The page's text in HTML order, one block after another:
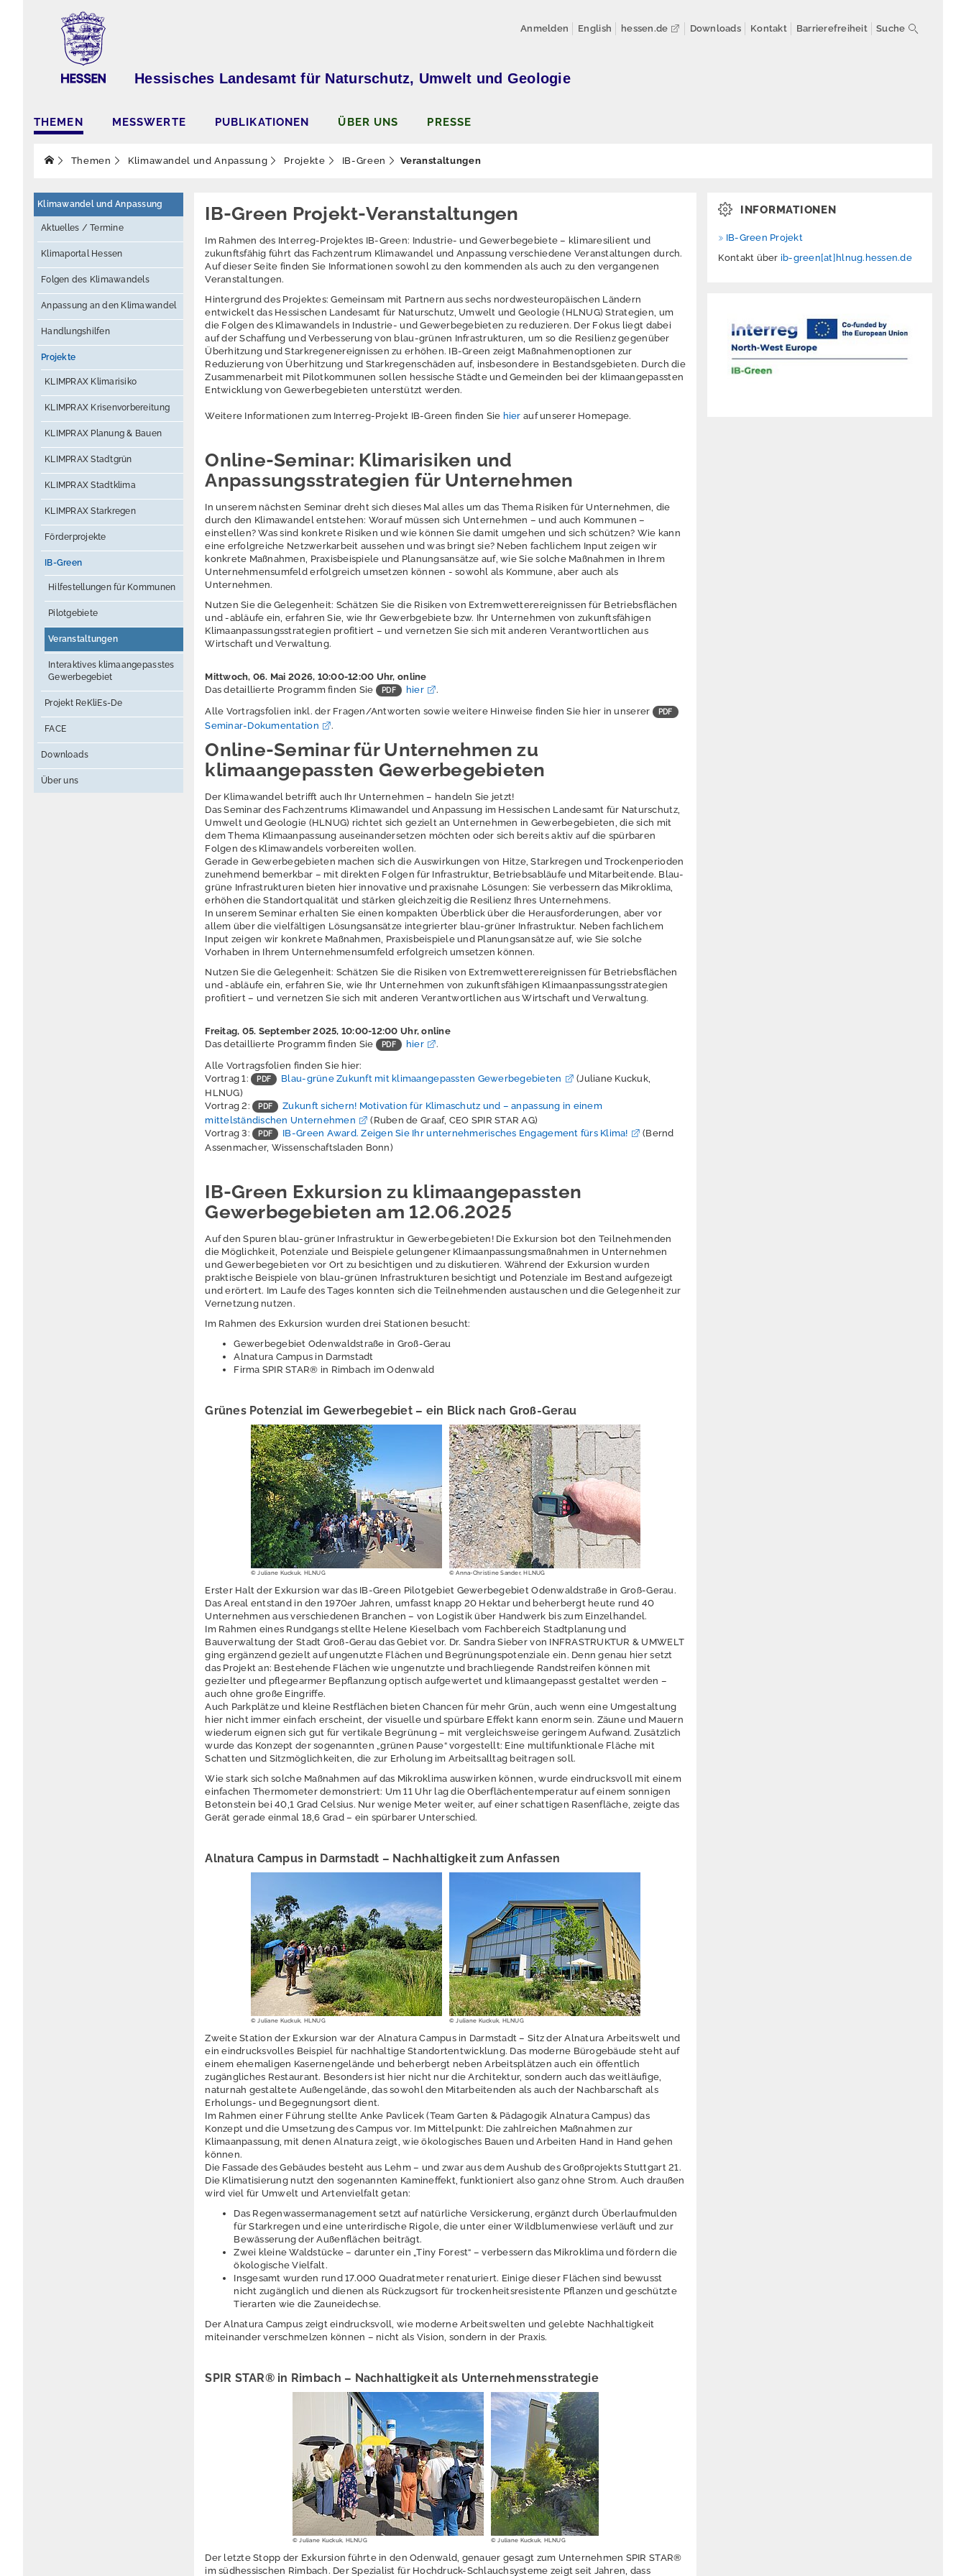
Anmelden English hessen.de Downloads Kontakt Barrierefreiheit Suche
Hessisches Landesamt für Naturschutz, Umwelt und Geologie
THEMEN MESSWERTE PUBLIKATIONEN ÜBER UNS PRESSE
Themen Klimawandel und Anpassung Projekte IB-Green Veranstaltungen
Klimawandel und Anpassung
Aktuelles / Termine
Klimaportal Hessen
Folgen des Klimawandels
Anpassung an den Klimawandel
Handlungshilfen
Projekte
KLIMPRAX Klimarisiko
KLIMPRAX Krisenvorbereitung
KLIMPRAX Planung & Bauen
KLIMPRAX Stadtgrün
KLIMPRAX Stadtklima
KLIMPRAX Starkregen
Förderprojekte
IB-Green
Hilfestellungen für Kommunen
Pilotgebiete
Veranstaltungen
Interaktives klimaangepasstes
Gewerbegebiet
Projekt ReKliEs-De
FACE
Downloads
Über uns
IB-Green Projekt-Veranstaltungen
Im Rahmen des Interreg-Projektes IB-Green: Industrie- und Gewerbegebiete – klimaresilient und
zukunftsfähig führt das Fachzentrum Klimawandel und Anpassung verschiedene Veranstaltungen durch.
Auf dieser Seite finden Sie Informationen sowohl zu den kommenden als auch zu den vergangenen
Veranstaltungen.
Hintergrund des Projektes: Gemeinsam mit Partnern aus sechs nordwesteuropäischen Ländern
entwickelt das Hessischen Landesamt für Naturschutz, Umwelt und Geologie (HLNUG) Strategien, um
die Folgen des Klimawandels in Industrie- und Gewerbegebieten zu reduzieren. Der Fokus liegt dabei
auf der Schaffung und Verbesserung von blau-grünen Infrastrukturen, um so die Resilienz gegenüber
Überhitzung und Starkregenereignissen zu erhöhen. IB-Green zeigt Maßnahmenoptionen zur
Reduzierung von Überhitzung und Starkregenschäden auf, insbesondere in Bestandsgebieten. Durch die
Zusammenarbeit mit Pilotkommunen sollen hessische Städte und Gemeinden bei der klimaangepassten
Entwicklung von Gewerbegebieten unterstützt werden.
Weitere Informationen zum Interreg-Projekt IB-Green finden Sie hier auf unserer Homepage.
Online-Seminar: Klimarisiken und
Anpassungsstrategien für Unternehmen
In unserem nächsten Seminar dreht sich dieses Mal alles um das Thema Risiken für Unternehmen, die
durch den Klimawandel entstehen: Worauf müssen sich Unternehmen – und auch Kommunen –
einstellen? Was sind konkrete Risiken und wie können Sie damit umgehen und sich schützen? Wie kann
eine erfolgreiche Netzwerkarbeit aussehen und was bringt sie? Neben fachlichem Input zeigen wir
konkrete Maßnahmen, Praxisbeispiele und Planungsansätze auf, wie Sie solche Maßnahmen in Ihrem
Unternehmensumfeld erfolgreich umsetzen können - sowohl als Kommune, aber auch als
Unternehmen.
Nutzen Sie die Gelegenheit: Schätzen Sie die Risiken von Extremwetterereignissen für Betriebsflächen
und -abläufe ein, erfahren Sie, wie Ihr Gewerbgebiete bzw. Ihr Unternehmen von zukunftsfähigen
Klimaanpassungsstrategien profitiert – und vernetzen Sie sich mit anderen Verantwortlichen aus
Wirtschaft und Verwaltung.
Mittwoch, 06. Mai 2026, 10:00-12:00 Uhr, online
Das detaillierte Programm finden Sie
hier
.
Alle Vortragsfolien inkl. der Fragen/Antworten sowie weitere Hinweise finden Sie hier in unserer
Seminar-Dokumentation
.
Online-Seminar für Unternehmen zu
klimaangepassten Gewerbegebieten
Der Klimawandel betrifft auch Ihr Unternehmen – handeln Sie jetzt!
Das Seminar des Fachzentrums Klimawandel und Anpassung im Hessischen Landesamt für Naturschutz,
Umwelt und Geologie (HLNUG) richtet sich gezielt an Unternehmen in Gewerbegebieten, die sich mit
dem Thema Klimaanpassung auseinandersetzen möchten oder sich bereits aktiv auf die spürbaren
Folgen des Klimawandels vorbereiten wollen.
Gerade in Gewerbegebieten machen sich die Auswirkungen von Hitze, Starkregen und Trockenperioden
zunehmend bemerkbar – mit direkten Folgen für Infrastruktur, Betriebsabläufe und Mitarbeitende. Blau-
grüne Infrastrukturen bieten hier innovative und praxisnahe Lösungen: Sie verbessern das Mikroklima,
erhöhen die Standortqualität und stärken gleichzeitig die Resilienz Ihres Unternehmens.
In unserem Seminar erhalten Sie einen kompakten Überblick über die Herausforderungen, aber vor
allem über die vielfältigen Lösungsansätze integrierter blau-grüner Infrastruktur. Neben fachlichem
Input zeigen wir konkrete Maßnahmen, Praxisbeispiele und Planungsansätze auf, wie Sie solche
Vorhaben in Ihrem Unternehmensumfeld erfolgreich umsetzen können.
Nutzen Sie die Gelegenheit: Schätzen Sie die Risiken von Extremwetterereignissen für Betriebsflächen
und -abläufe ein, erfahren Sie, wie Ihr Unternehmen von zukunftsfähigen Klimaanpassungsstrategien
profitiert – und vernetzen Sie sich mit anderen Verantwortlichen aus Wirtschaft und Verwaltung.
Freitag, 05. September 2025, 10:00-12:00 Uhr, online
Das detaillierte Programm finden Sie
hier
.
Alle Vortragsfolien finden Sie hier:
Vortrag 1:
Blau-grüne Zukunft mit klimaangepassten Gewerbegebieten
(Juliane Kuckuk,
HLNUG)
Vortrag 2:
Zukunft sichern! Motivation für Klimaschutz und – anpassung in einem
mittelständischen Unternehmen
(Ruben de Graaf, CEO SPIR STAR AG)
Vortrag 3:
IB-Green Award. Zeigen Sie Ihr unternehmerisches Engagement fürs Klima!
(Bernd
Assenmacher, Wissenschaftsladen Bonn)
IB-Green Exkursion zu klimaangepassten
Gewerbegebieten am 12.06.2025
Auf den Spuren blau-grüner Infrastruktur in Gewerbegebieten! Die Exkursion bot den Teilnehmenden
die Möglichkeit, Potenziale und Beispiele gelungener Klimaanpassungsmaßnahmen in Unternehmen
und Gewerbegebieten vor Ort zu besichtigen und zu diskutieren. Während der Exkursion wurden
praktische Beispiele von blau-grünen Infrastrukturen besichtigt und Potenziale im Bestand aufgezeigt
und erörtert. Im Laufe des Tages konnten sich die Teilnehmenden austauschen und die Gelegenheit zur
Vernetzung nutzen.
Im Rahmen des Exkursion wurden drei Stationen besucht:
Gewerbegebiet Odenwaldstraße in Groß-Gerau
Alnatura Campus in Darmstadt
Firma SPIR STAR® in Rimbach im Odenwald
Grünes Potenzial im Gewerbegebiet – ein Blick nach Groß-Gerau
© Juliane Kuckuk, HLNUG © Anna-Christine Sander, HLNUG
Erster Halt der Exkursion war das IB-Green Pilotgebiet Gewerbegebiet Odenwaldstraße in Groß-Gerau.
Das Areal entstand in den 1970er Jahren, umfasst knapp 20 Hektar und beherbergt heute rund 40
Unternehmen aus verschiedenen Branchen – von Logistik über Handwerk bis zum Einzelhandel.
Im Rahmen eines Rundgangs stellte Helene Kieselbach vom Fachbereich Stadtplanung und
Bauverwaltung der Stadt Groß-Gerau das Gebiet vor. Dr. Sandra Sieber von INFRASTRUKTUR & UMWELT
ging ergänzend gezielt auf ungenutzte Flächen und Begrünungspotenziale ein. Denn genau hier setzt
das Projekt an: Bestehende Flächen wie ungenutzte und brachliegende Randstreifen können mit
gezielter und pflegearmer Bepflanzung optisch aufgewertet und klimaangepasst gestaltet werden –
auch ohne große Eingriffe.
Auch Parkplätze und kleine Restflächen bieten Chancen für mehr Grün, auch wenn eine Umgestaltung
hier nicht immer einfach erscheint, der visuelle und spürbare Effekt kann enorm sein. Zäune und Mauern
wiederum eignen sich gut für vertikale Begrünung – mit vergleichsweise geringem Aufwand. Zusätzlich
wurde das Konzept der sogenannten „grünen Pause“ vorgestellt: Eine multifunktionale Fläche mit
Schatten und Sitzmöglichkeiten, die zur Erholung im Arbeitsalltag beitragen soll.
Wie stark sich solche Maßnahmen auf das Mikroklima auswirken können, wurde eindrucksvoll mit einem
einfachen Thermometer demonstriert: Um 11 Uhr lag die Oberflächentemperatur auf einem sonnigen
Betonstein bei 40,1 Grad Celsius. Nur wenige Meter weiter, auf einer schattigen Rasenfläche, zeigte das
Gerät gerade einmal 18,6 Grad – ein spürbarer Unterschied.
Alnatura Campus in Darmstadt – Nachhaltigkeit zum Anfassen
© Juliane Kuckuk, HLNUG © Juliane Kuckuk, HLNUG
Zweite Station der Exkursion war der Alnatura Campus in Darmstadt – Sitz der Alnatura Arbeitswelt und
ein eindrucksvolles Beispiel für nachhaltige Standortentwicklung. Das moderne Bürogebäude steht auf
einem ehemaligen Kasernengelände und beherbergt neben Arbeitsplätzen auch ein öffentlich
zugängliches Restaurant. Besonders ist hier nicht nur die Architektur, sondern auch das weitläufige,
naturnah gestaltete Außengelände, das sowohl den Mitarbeitenden als auch der Nachbarschaft als
Erholungs- und Begegnungsort dient.
Im Rahmen einer Führung stellte Anke Pavlicek (Team Garten & Pädagogik Alnatura Campus) das
Konzept und die Umsetzung des Campus vor. Im Mittelpunkt: Die zahlreichen Maßnahmen zur
Klimaanpassung, mit denen Alnatura zeigt, wie ökologisches Bauen und Arbeiten Hand in Hand gehen
können.
Die Fassade des Gebäudes besteht aus Lehm – und zwar aus dem Aushub des Großprojekts Stuttgart 21.
Die Klimatisierung nutzt den sogenannten Kamineffekt, funktioniert also ganz ohne Strom. Auch draußen
wird viel für Umwelt und Artenvielfalt getan:
Das Regenwassermanagement setzt auf natürliche Versickerung, ergänzt durch Überlaufmulden
für Starkregen und eine unterirdische Rigole, die unter einer Wildblumenwiese verläuft und zur
Bewässerung der Außenflächen beiträgt.
Zwei kleine Waldstücke – darunter ein „Tiny Forest“ – verbessern das Mikroklima und fördern die
ökologische Vielfalt.
Insgesamt wurden rund 17.000 Quadratmeter renaturiert. Einige dieser Flächen sind bewusst
nicht zugänglich und dienen als Rückzugsort für trockenheitsresistente Pflanzen und geschützte
Tierarten wie die Zauneidechse.
Der Alnatura Campus zeigt eindrucksvoll, wie moderne Arbeitswelten und gelebte Nachhaltigkeit
miteinander verschmelzen können – nicht als Vision, sondern in der Praxis.
SPIR STAR® in Rimbach – Nachhaltigkeit als Unternehmensstrategie
© Juliane Kuckuk, HLNUG © Juliane Kuckuk, HLNUG
Der letzte Stopp der Exkursion führte in den Odenwald, genauer gesagt zum Unternehmen SPIR STAR®
im südhessischen Rimbach. Der Spezialist für Hochdruck-Schlauchsysteme zeigt seit Jahren, dass
INFORMATIONEN
IB-Green Projekt
Kontakt über ib-green[at]hlnug.hessen.de